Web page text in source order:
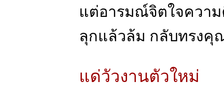
แต่อารมณ์จิตใจควา
ลุกแล้วล้ม กลับทรงคุ
แด่วัวงานตัวใหม่